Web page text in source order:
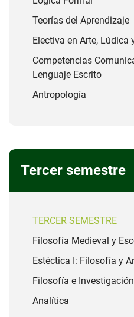
Teorías del Aprendizaje
Electiva en Arte, Lúdica
Competencias
Lenguaje Escrito
Antropología
Tercer semestre
TERCER SEMESTRE
Filosofía Medieval y
Estéctica I: Filosofía y
Filosofía e
Analítica